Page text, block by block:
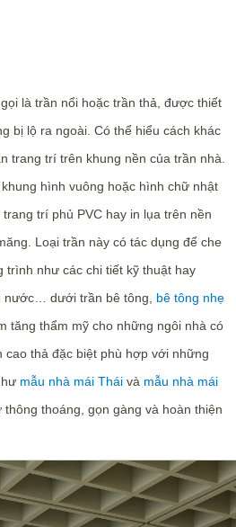
là trần nổi hoặc trần thả, được thiết
bị lộ ra ngoài. Có thể hiểu cách khác
trang trí trên khung nền của trần nhà.
hình vuông hoặc hình chữ nhật
trí phủ PVC hay in lụa trên nền
Loại trần này có tác dụng để che
trình như các chi tiết kỹ thuật hay
nước… dưới trần bê tông, bê tông nhẹ
tăng thẩm mỹ cho những ngôi nhà có
cao thả đặc biệt phù hợp với những
mẫu nhà mái Thái và mẫu nhà mái
thoáng, gọn gàng và hoàn thiện